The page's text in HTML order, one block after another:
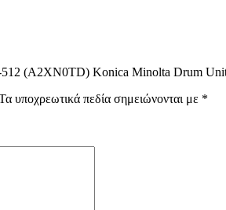
(A2XN0TD) Konica Minolta Drum
υποχρεωτικά πεδία σημειώνονται με *